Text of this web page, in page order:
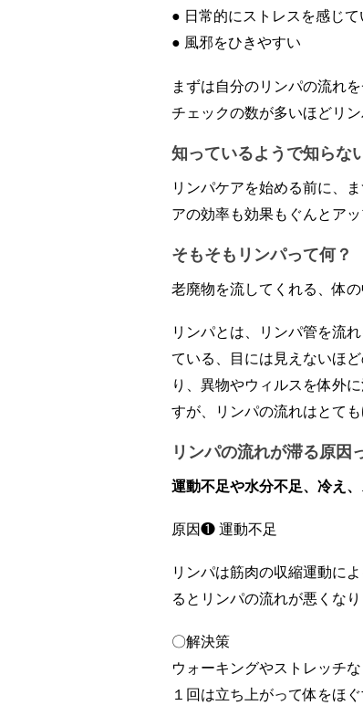
● 日常的にストレスを感じて
● 風邪をひきやすい
まずは自分のリンパの流れ
チェックの数が多いほどリ
知っているようで知ら
リンパケアを始める前に、
アの効率も効果もぐんとアッ
そもそもリンパって何？
老廃物を流してくれる、体の
リンパとは、リンパ管を流
ている、目には見えないほ
り、異物やウィルスを体外
すが、リンパの流れはとて
リンパの流れが滞る原因
運動不足や水分不足、冷え、
原因❶ 運動不足
リンパは筋肉の収縮運動に
るとリンパの流れが悪くなり
〇解決策
ウォーキングやストレッチ
１回は立ち上がって体をほ